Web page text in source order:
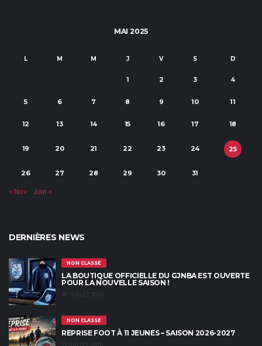
MAI 2025
L M M J V S D
1 2 3 4
5 6 7 8 9 10 11
12 13 14 15 16 17 18
19 20 21 22 23 24 25
26 27 28 29 30 31
« Nov Juin »
DERNIÈRES NEWS
NON CLASSÉ
LA BOUTIQUE OFFICIELLE DU GJNBA EST OUVERTE
POUR LA NOUVELLE SAISON !
30 JUILLET 2026
NON CLASSÉ
REPRISE FOOT À 11 JEUNES – SAISON 2026-2027
21 JUILLET 2026